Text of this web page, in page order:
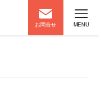
お問合せ MENU